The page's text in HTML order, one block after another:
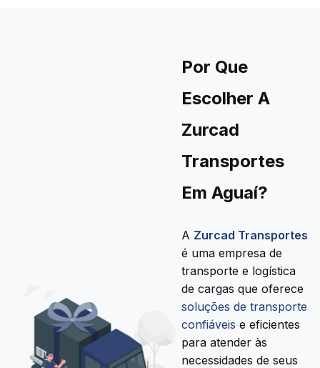
Por Que
Escolher A
Zurcad
Transportes
Em Aguaí?
A Zurcad Transportes
é uma empresa de
transporte e logística
de cargas que oferece
soluções de transporte
confiáveis e eficientes
para atender às
necessidades de seus